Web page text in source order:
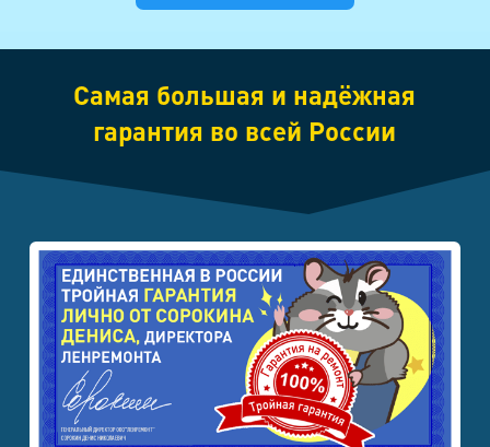
джейлбрейк)
попадания
напитки,спиртное)
Замена
аккумулятора
(батареи)
под заказ под заказ
Ремонт
основной платы
от 3490 от 2490
Самая большая и надёжная
гарантия во всей России